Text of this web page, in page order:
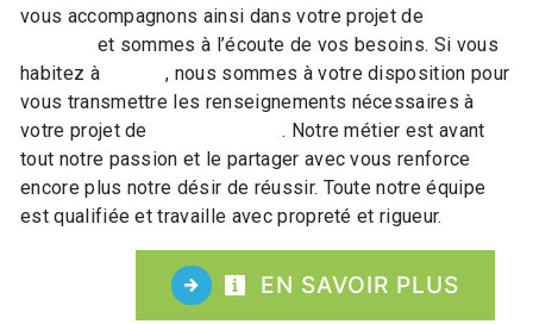
vous accompagnons ainsi dans votre projet de
et sommes à l’écoute de vos besoins. Si vous
habitez à
Aubure, nous sommes à votre disposition pour
vous transmettre les renseignements nécessaires à
votre projet de
. Notre métier est avant
tout notre passion et le partager avec vous renforce
encore plus notre désir de réussir. Toute notre équipe
est qualifiée et travaille avec propreté et rigueur.
EN SAVOIR PLUS